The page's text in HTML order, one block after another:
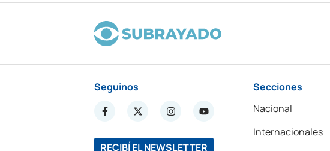
Seguinos
RECIBÍ EL NEWSLETTER
Secciones
Nacional
Internacionales